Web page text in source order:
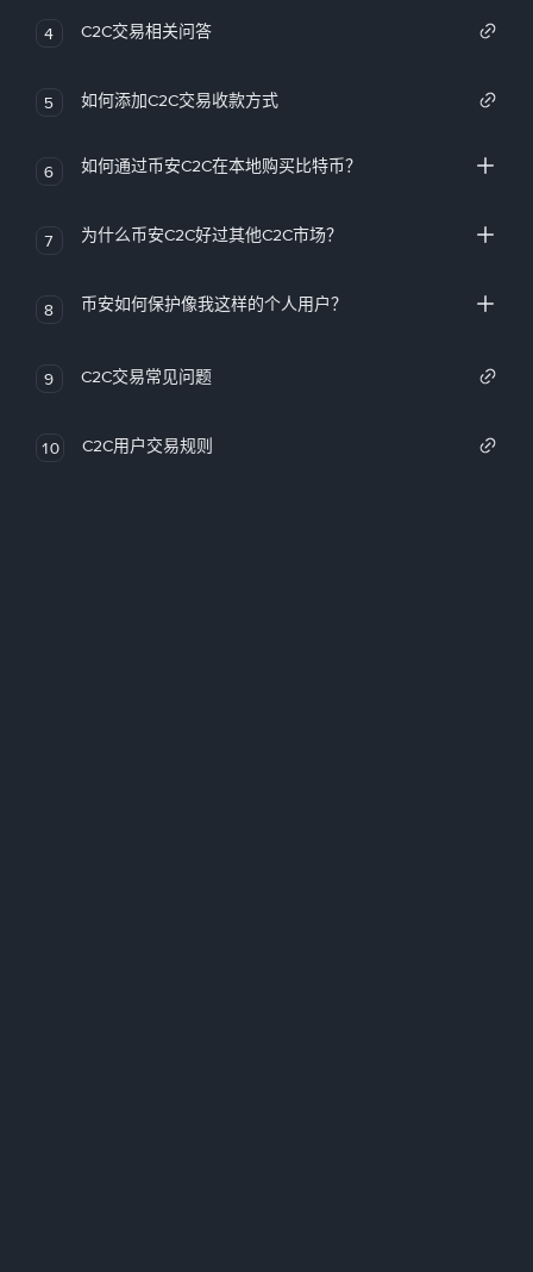
4 C2C交易相关问答
5 如何添加C2C交易收款方式
6 如何通过币安C2C在本地购买比特币？
7 为什么币安C2C好过其他C2C市场？
8 币安如何保护像我这样的个人用户？
9 C2C交易常见问题
10 C2C用户交易规则